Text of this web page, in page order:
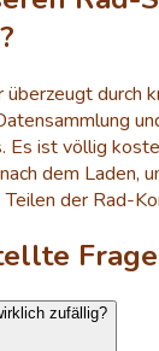
überzeugt durch
Es ist völlig
dem Laden,
der Rad-
zufällig?